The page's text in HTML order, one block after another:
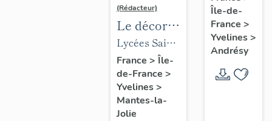
(Rédacteur)
Le décor
des lycées
de Mantes
Lycées Saint-
Exupéry et
Jean Rostand
France > Île-
de-France >
Yvelines>
Mantes-la-
Jolie
l'église
Saint-
Germain-
de-
Paris
Saint-
Germain
Île-de-
France >
Yvelines>
Andrésy